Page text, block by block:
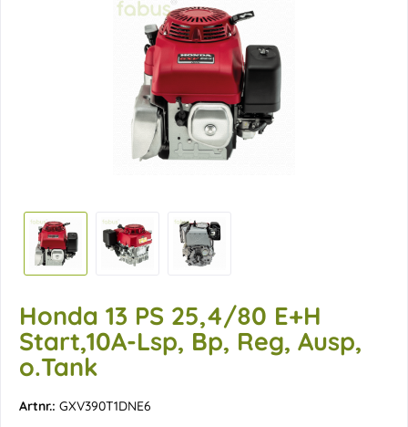
Honda 13 PS 25,4/80 E+H
Start,10A-Lsp, Bp, Reg, Ausp,
o.Tank
Artnr.: GXV390T1DNE6